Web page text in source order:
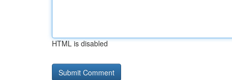
HTML is disabled